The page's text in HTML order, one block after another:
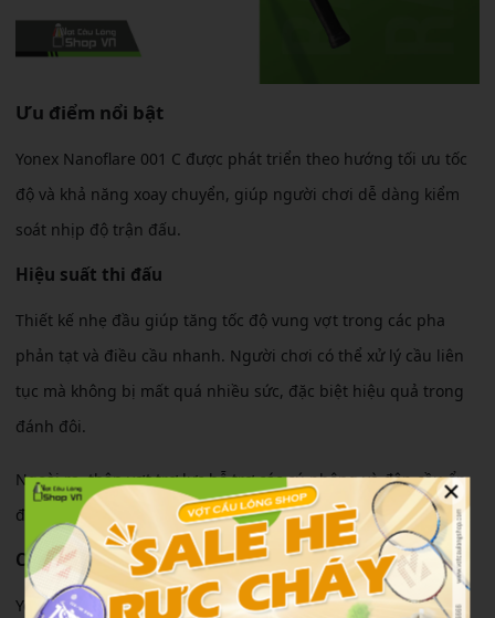
Ưu điểm nổi bật
Yonex Nanoflare 001 C được phát triển theo hướng tối ưu tốc
độ và khả năng xoay chuyển, giúp người chơi dễ dàng kiểm
soát nhịp độ trận đấu.
Hiệu suất thi đấu
Thiết kế nhẹ đầu giúp tăng tốc độ vung vợt trong các pha
phản tạt và điều cầu nhanh. Người chơi có thể xử lý cầu liên
tục mà không bị mất quá nhiều sức, đặc biệt hiệu quả trong
đánh đôi.
Ngoài ra, thân vợt trợ lực hỗ trợ các cú phông và đập cầu ổn
định hơn với lực tay vừa phải.
Cảm giác sử dụng
Yonex Nanoflare 001 C mang lại cảm giác cầm nhẹ tay, dễ
×